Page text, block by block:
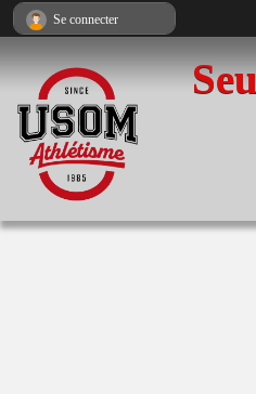
Se connecter
Panneau de gestion des cookies